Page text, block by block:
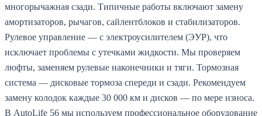
многорычажная сзади. Типичные работы включают замену
амортизаторов, рычагов, сайлентблоков и стабилизаторов.
Рулевое управление — с электроусилителем (ЭУР), что
исключает проблемы с утечками жидкости. Мы проверяем
люфты, заменяем рулевые наконечники и тяги. Тормозная
система — дисковые тормоза спереди и сзади. Рекомендуем
замену колодок каждые 30 000 км и дисков — по мере износа.
В AutoLife 56 мы используем профессиональное оборудование